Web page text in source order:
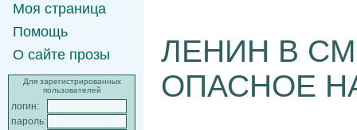
Моя страница
Помощь
О сайте прозы
Для зарегистрированных
пользователей
логин:
пароль:
ЛЕНИН В
ОПАСНОЕ